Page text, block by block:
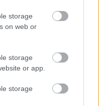
storage
on web or
storage
or app.
storage